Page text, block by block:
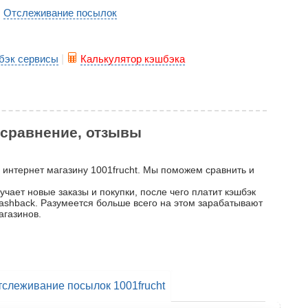
Отслеживание посылок
сервисы Калькулятор кэшбэка
отзывы
магазину 1001frucht. Мы поможем сравнить и
новые заказы и покупки, после чего платит кэшбэк
Разумеется больше всего на этом зарабатывают
посылок 1001frucht